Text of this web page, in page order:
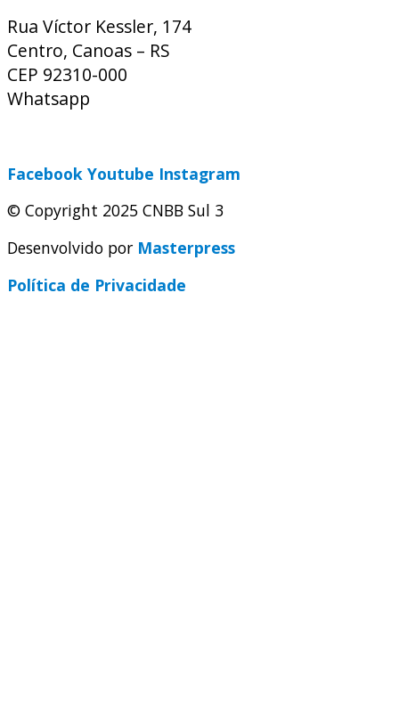
Rua Víctor Kessler, 174
Centro, Canoas – RS
CEP 92310-000
Whatsapp
Facebook Youtube Instagram
© Copyright 2025 CNBB Sul 3
Desenvolvido por Masterpress
Política de Privacidade